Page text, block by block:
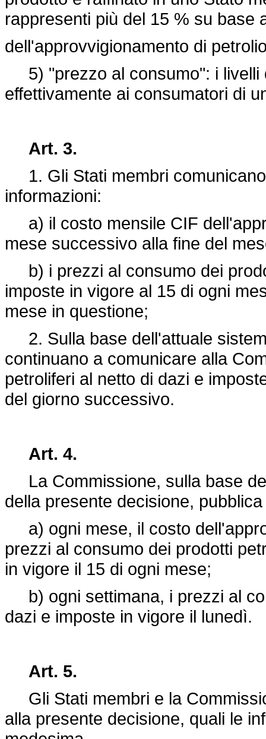
rappresenti più del 15 % su base
dell'approvvigionamento di
5) "prezzo al consumo": i livelli
effettivamente ai consumatori di
Art. 3.
1. Gli Stati membri
informazioni:
a) il costo mensile CIF
mese successivo alla fine del
b) i prezzi al consumo dei
imposte in vigore al 15 di ogni
mese in questione;
2. Sulla base dell'attuale
continuano a comunicare alla
petroliferi al netto di dazi e
del giorno successivo.
Art. 4.
La Commissione, sulla base
della presente decisione,
a) ogni mese, il costo
prezzi al consumo dei prodotti
in vigore il 15 di ogni mese;
b) ogni settimana, i prezzi al
dazi e imposte in vigore il lunedì.
Art. 5.
Gli Stati membri e la
alla presente decisione, quali le